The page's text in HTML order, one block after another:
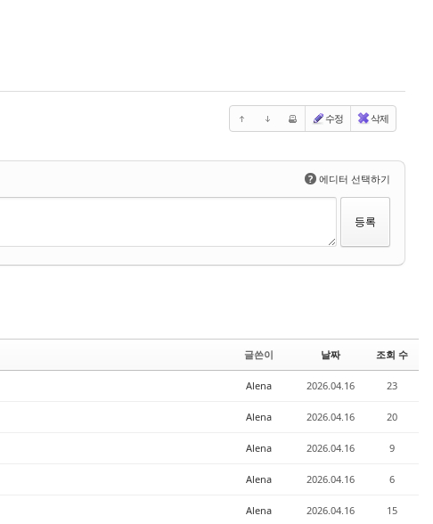
수정 삭제
? 에디터 선택하기
글쓴이 날짜 조회 수
Alena 2026.04.16 23
Alena 2026.04.16 20
Alena 2026.04.16 9
Alena 2026.04.16 6
Alena 2026.04.16 15